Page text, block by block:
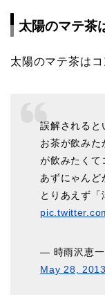
太陽のマテ茶
太陽のマテ茶は
誤解されると
お茶が飲みた
が飲みたくて
あずにゃんど
とりあえず「
— 時雨沢恵
May 28, 2013